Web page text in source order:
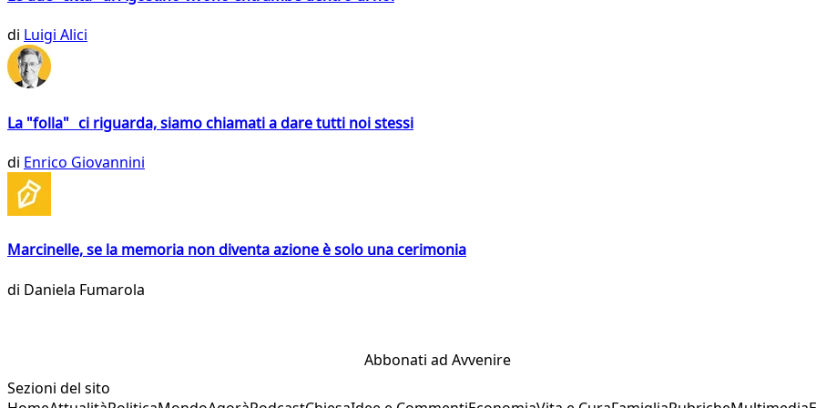
di Luigi Alici
La "folla" ci riguarda, siamo chiamati a dare tutti noi stessi
di Enrico Giovannini
Marcinelle, se la memoria non diventa azione è solo una cerimonia
di Daniela Fumarola
Abbonati ad Avvenire
Sezioni del sito